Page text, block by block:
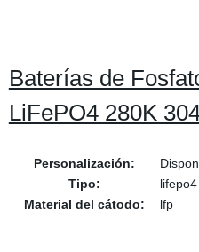
Baterías de
LiFePO4 280K
Personalización:
Tipo:
Material del cátodo:
lfp